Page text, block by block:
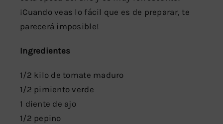
¡Cuando veas lo fácil que es de preparar, te
parecerá imposible!
Ingredientes
1/2 kilo de tomate maduro
1/2 pimiento verde
1 diente de ajo
1/2 pepino